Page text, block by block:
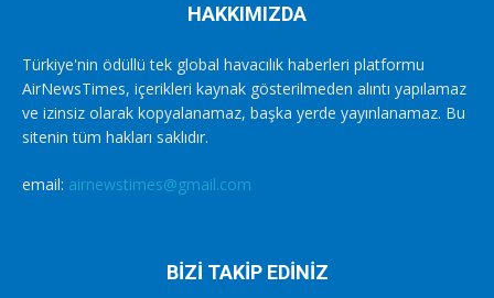
HAKKIMIZDA
Türkiye'nin ödüllü tek global havacılık haberleri platformu
AirNewsTimes, içerikleri kaynak gösterilmeden alıntı yapılamaz
ve izinsiz olarak kopyalanamaz, başka yerde yayınlanamaz. Bu
sitenin tüm hakları saklıdır.
email: airnewstimes@gmail.com
BİZİ TAKİP EDİNİZ